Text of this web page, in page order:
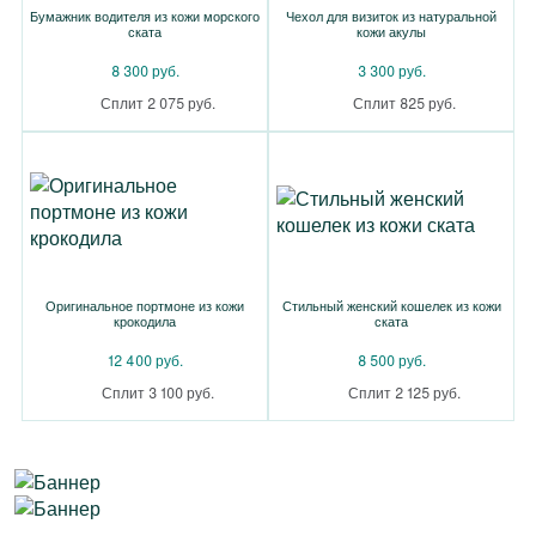
Бумажник водителя из кожи морского
ската
8 300 руб.
Сплит 2 075 руб.
Чехол для визиток из натуральной
кожи акулы
3 300 руб.
Сплит 825 руб.
Оригинальное портмоне из кожи
крокодила
12 400 руб.
Сплит 3 100 руб.
Стильный женский кошелек из кожи
ската
8 500 руб.
Сплит 2 125 руб.